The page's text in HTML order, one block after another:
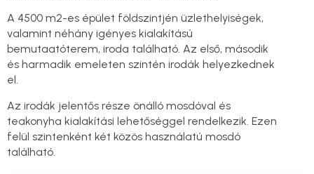
A 4500 m2-es épület földszintjén üzlethelyiségek,
valamint néhány igényes kialakítású
bemutaatóterem, iroda található. Az első, második
és harmadik emeleten szintén irodák helyezkednek
el.
Az irodák jelentős része önálló mosdóval és
teakonyha kialakítási lehetőséggel rendelkezik. Ezen
felül szintenként két közös használatú mosdó
található.